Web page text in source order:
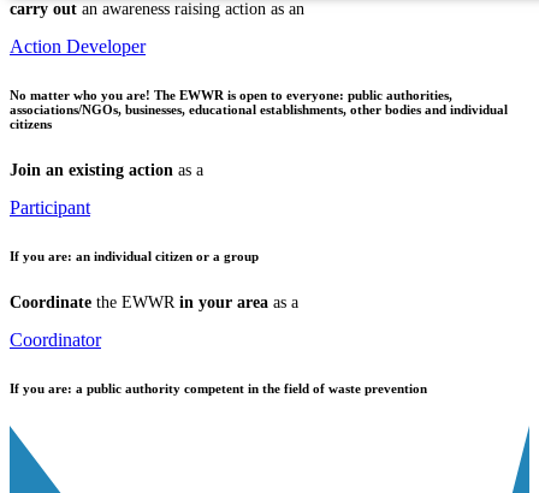
carry out an awareness raising action as an
Action Developer
No matter who you are! The EWWR is open to everyone: public authorities,
associations/NGOs, businesses, educational establishments, other bodies and individual
citizens
Join an existing action as a
Participant
If you are: an individual citizen or a group
Coordinate the EWWR in your area as a
Coordinator
If you are: a public authority competent in the field of waste prevention